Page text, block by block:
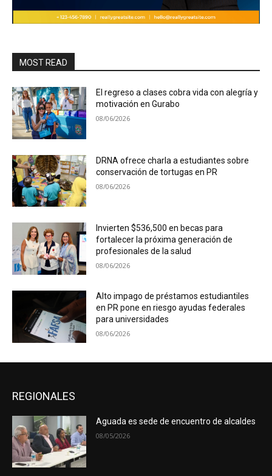
MOST READ
El regreso a clases cobra vida con alegría y
motivación en Gurabo
08/06/2026
DRNA ofrece charla a estudiantes sobre
conservación de tortugas en PR
08/06/2026
Invierten $536,500 en becas para
fortalecer la próxima generación de
profesionales de la salud
08/06/2026
Alto impago de préstamos estudiantiles
en PR pone en riesgo ayudas federales
para universidades
08/06/2026
REGIONALES
Aguada es sede de encuentro de alcaldes
08/05/2026